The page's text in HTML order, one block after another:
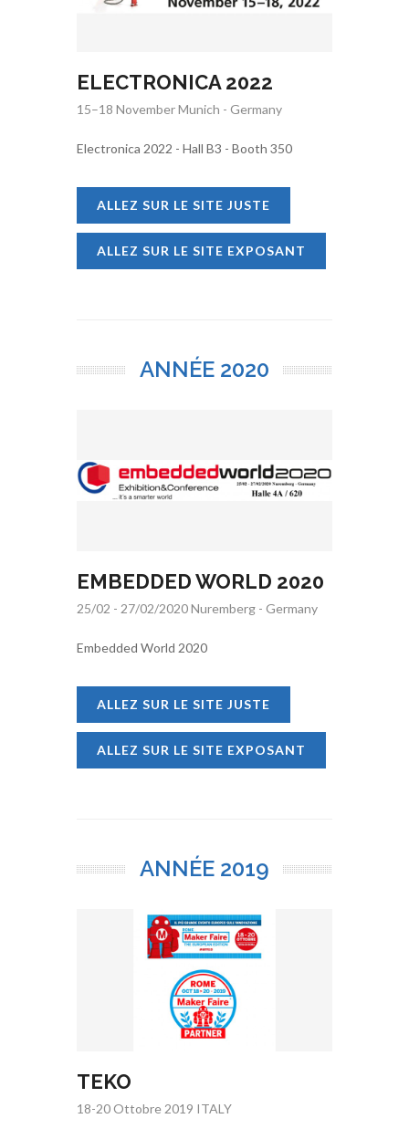
ELECTRONICA 2022
15–18 November Munich - Germany
Electronica 2022 - Hall B3 - Booth 350
ALLEZ SUR LE SITE JUSTE
ALLEZ SUR LE SITE EXPOSANT
ANNÉE 2020
EMBEDDED WORLD 2020
25/02 - 27/02/2020 Nuremberg - Germany
Embedded World 2020
ALLEZ SUR LE SITE JUSTE
ALLEZ SUR LE SITE EXPOSANT
ANNÉE 2019
TEKO
18-20 Ottobre 2019 ITALY